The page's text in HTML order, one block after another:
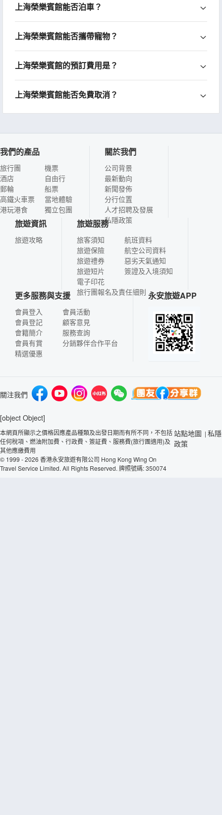
上海榮樂賓館能否泊車？
上海榮樂賓館能否攜帶寵物？
上海榮樂賓館的預訂費用是？
上海榮樂賓館能否免費取消？
我們的產品
旅行團
酒店
郵輪
高鐵火車票
港玩港食
機票
自由行
船票
當地體驗
獨立包團
關於我們
公司背景
最新動向
新聞發佈
分行位置
人才招聘及發展
私隱政策
旅遊資訊
旅遊攻略
旅遊服務
旅客須知
旅遊保險
旅遊禮券
旅遊短片
電子印花
航班資料
航空公司資料
惡劣天氣通知
簽證及入境須知
旅行團報名及責任細則
更多服務與支援
會員登入
會員登記
會籍簡介
會員有賞
精選優惠
會員活動
顧客意見
服務查詢
分銷夥伴合作平台
永安旅遊APP
關注我們
[object Object]
本網頁所顯示之價格因應產品種類及出發日期而有所不同，不包括
任何稅項、燃油附加費、行政費、簽証費、服務費(旅行團適用)及
其他應繳費用
© 1999 - 2026 香港永安旅遊有限公司 Hong Kong Wing On
Travel Service Limited. All Rights Reserved. 牌照號碼: 350074
站點地圖 | 私隱
政策